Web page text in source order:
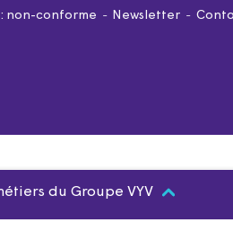
non-conforme Newsletter
du Groupe VYV